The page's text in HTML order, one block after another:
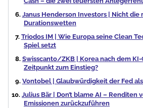
Janus Henderson Investors | Nicht die
Durationswetten
Triodos IM | Wie Europa seine Clean
Spiel setzt
Swisscanto/ZKB | Korea nach dem KI-
Zeitpunkt zum Einstieg?
Vontobel | Glaubwürdigkeit der Fed
Julius Bär | Don’t blame AI – Renditen
Emissionen zurückzuführen